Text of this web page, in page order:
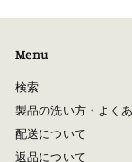
Menu
検索
製品の洗い方・よく
配送について
返品について